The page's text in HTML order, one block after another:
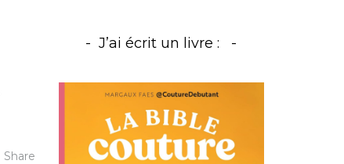
Share
J’ai écrit un livre :